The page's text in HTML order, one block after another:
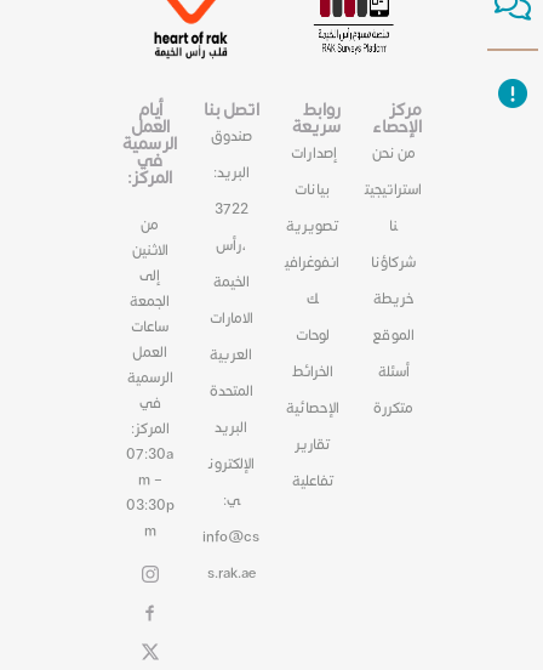
مركز
الإحصاء
من نحن
استراتيجيت
نا
شركاؤنا
خريطة
الموقع
أسئلة
متكررة
روابط
سريعة
إصدارات
بيانات
تصويرية
انفوغرافي
ك
لوحات
الخرائط
الإحصائية
تقارير
تفاعلية
اتصل بنا
صندوق
البريد:
3722
،رأس
الخيمة
الامارات
العربية
المتحدة
البريد
الإلكترون
ي:
info@cs
s.rak.ae
أيام
العمل
الرسمية
في
المركز:
من
الاثنين
إلى
الجمعة
ساعات
العمل
الرسمية
في
المركز:
07:30a
m –
03:30p
m